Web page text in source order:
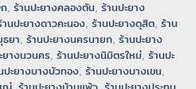
ร้านปะยางคลองตัน ร้านปะยาง
านปะยางดาวคะนอง ร้านปะยางดุสิต ร้าน
ยา ร้านปะยางนครนายก ร้านปะยาง
ยางนวนคร ร้านปะยางนิมิตรใหม่ ร้านปะ
ปะยางบางบัวทอง ร้านปะยางบางเขน